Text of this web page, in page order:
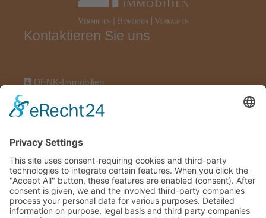
Kontaktieren Sie uns
DENK-Immobilien
09321922696